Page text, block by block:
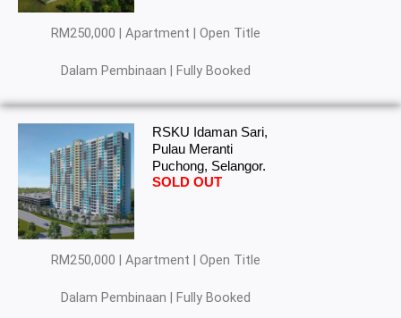
RM250,000 | Apartment | Open Title
Dalam Pembinaan | Fully Booked
RSKU Idaman Sari,
Pulau Meranti
Puchong, Selangor.
SOLD OUT
RM250,000 | Apartment | Open Title
Dalam Pembinaan | Fully Booked